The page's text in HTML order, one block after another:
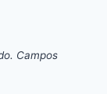
Campos